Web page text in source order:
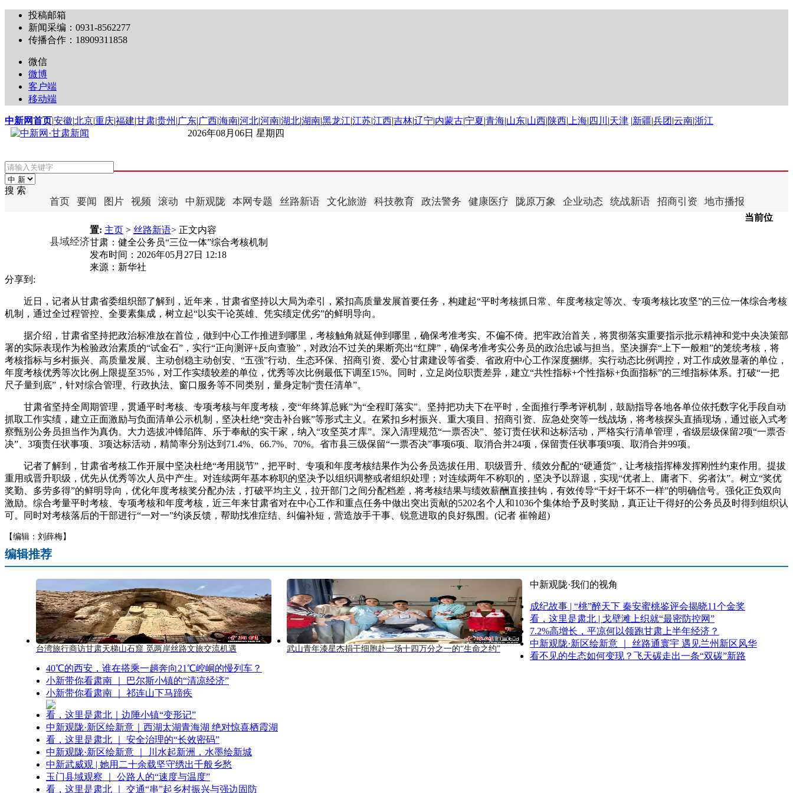
投稿邮箱
新闻采编：0931-8562277
传播合作：18909311858
微信
微博
客户端
移动端
中新网首页|安徽|北京|重庆|福建|甘肃|贵州 |广东|广西|海南|河北|河南|湖北|湖南|黑龙江|江苏|江西|吉林|辽宁|内蒙古|宁夏|青海|山东|山西|陕西| 上海| 四川 |天津 |新疆|兵团 |云南|浙江
2026年08月06日 星期四
搜 索
首页 要闻 图片 视频 滚动 中新观陇 本网专题 丝路新语 文化旅游 科技教育 政法警务 健康医疗 陇原万象 企业动态 统战新语 招商引资 地市播报
县域经济
当前位
置: 主页 > 丝路新语> 正文内容
甘肃：健全公务员“三位一体”综合考核机制
发布时间： 2026年05月27日 12:18
来源： 新华社
分享到:
近日，记者从甘肃省委组织部了解到，近年来，甘肃省坚持以大局为牵引，紧扣高质量发展首要任务，构建起“平时考核抓日常、年度考核定等次、专项考核比攻坚”的三位一体综合考核
机制，通过全过程管控、全要素集成，树立起“以实干论英雄、凭实绩定优劣”的鲜明导向。
据介绍，甘肃省坚持把政治标准放在首位，做到中心工作推进到哪里，考核触角就延伸到哪里，确保考准考实、不偏不倚。把牢政治首关，将贯彻落实重要指示批示精神和党中央决策部
署的实际表现作为检验政治素质的“试金石”，实行“正向测评+反向查验”，对政治不过关的果断亮出“红牌”，确保考准考实公务员的政治忠诚与担当。坚决摒弃“上下一般粗”的笼统考核，将
考核指标与乡村振兴、高质量发展、主动创稳主动创安、“五强”行动、生态环保、招商引资、爱心甘肃建设等省委、省政府中心工作深度捆绑。实行动态比例调控，对工作成效显著的单位，
年度考核优秀等次比例上限提至35%，对工作实绩较差的单位，优秀等次比例最低下调至15%。同时，立足岗位职责差异，建立“共性指标+个性指标+负面指标”的三维指标体系。打破“一把
尺子量到底”，针对综合管理、行政执法、窗口服务等不同类别，量身定制“责任清单”。
甘肃省坚持全周期管理，贯通平时考核、专项考核与年度考核，变“年终算总账”为“全程盯落实”。坚持把功夫下在平时，全面推行季考评机制，鼓励指导各地各单位依托数字化手段自动
抓取工作实绩，建立正面激励与负面清单公示机制，坚决杜绝“突击补台账”等形式主义。在紧扣乡村振兴、重大项目、招商引资、应急处突等一线战场，将考核探头直插现场，通过嵌入式考
察甄别公务员担当作为真伪。大力选拔冲锋陷阵、乐于奉献的实干家，纳入“攻坚英才库”。深入清理规范“一票否决”、签订责任状和达标活动，严格实行清单管理，省级层级保留2项“一票否
决”、3项责任状事项、3项达标活动，精简率分别达到71.4%、66.7%、70%。省市县三级保留“一票否决”事项6项、取消合并24项，保留责任状事项9项、取消合并99项。
记者了解到，甘肃省考核工作开展中坚决杜绝“考用脱节”，把平时、专项和年度考核结果作为公务员选拔任用、职级晋升、绩效分配的“硬通货”，让考核指挥棒发挥刚性约束作用。提拔
重用或晋升职级，优先从优秀等次人员中产生。对连续两年基本称职的坚决予以组织调整或者组织处理；对连续两年不称职的，坚决予以辞退，实现“优者上、庸者下、劣者汰”。树立“奖优
奖勤、多劳多得”的鲜明导向，优化年度考核奖分配办法，打破平均主义，拉开部门之间分配档差，将考核结果与绩效薪酬直接挂钩，有效传导“干好干坏不一样”的明确信号。强化正负双向
激励。综合考量平时考核、专项考核和年度考核，近三年来甘肃省对在中心工作和重点任务中做出突出贡献的5202名个人和1036个集体给予及时奖励，真正让干得好的公务员及时得到组织认
可。同时对考核落后的干部进行“一对一”约谈反馈，帮助找准症结、纠偏补短，营造放手干事、锐意进取的良好氛围。(记者 崔翰超)
【编辑：刘薛梅】
编辑推荐
台湾旅行商访甘肃天梯山石窟 觅两岸丝路文旅交流机遇 武山青年漆星杰捐干细胞赴一场十四万分之一的“生命之约”
中新观陇·我们的视角
成纪故事 | “桃”醉天下 秦安蜜桃鉴评会揭晓11个金奖
看，这里是肃北 | 戈壁滩上织就“最密防控网”
7.2%高增长，平凉何以领跑甘肃上半年经济？
中新观陇·新区绘新意 ｜ 丝路通寰宇 遇见兰州新区风华
看不见的生态如何变现？飞天碳走出一条“双碳”新路
40℃的西安，谁在搭乘一趟奔向21℃崆峒的慢列车？
小新带你看肃南 ｜ 巴尔斯小镇的“清凉经济”
小新带你看肃南 ｜ 祁连山下马蹄疾
看，这里是肃北｜边陲小镇“变形记”
中新观陇·新区绘新意｜西湖太湖青海湖 绝对惊喜栖霞湖
看，这里是肃北 ｜ 安全治理的“长效密码”
中新观陇·新区绘新意 ｜ 川水起新洲，水墨绘新城
中新武威观 | 她用二十余载坚守绣出千般乡愁
玉门县域观察 ｜ 公路人的“速度与温度”
看，这里是肃北 ｜ 交通“串”起乡村振兴与强边固防